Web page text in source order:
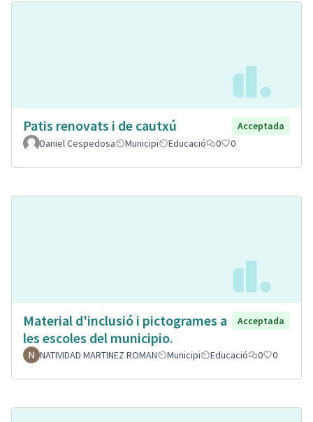
Patis renovats i de cautxú
Acceptada
Daniel Cespedosa
Municipi Educació 0 0
Material d'inclusió i pictogrames a
les escoles del municipio.
Acceptada
NATIVIDAD MARTINEZ ROMAN Municipi Educació 0 0